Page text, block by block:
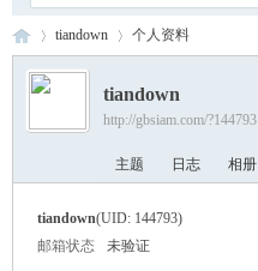
›
tiandown 个人资料
tiandown
http://gbsiam.com/?144793
主题 日志 相册
tiandown(UID: 144793)
邮箱状态
未验证